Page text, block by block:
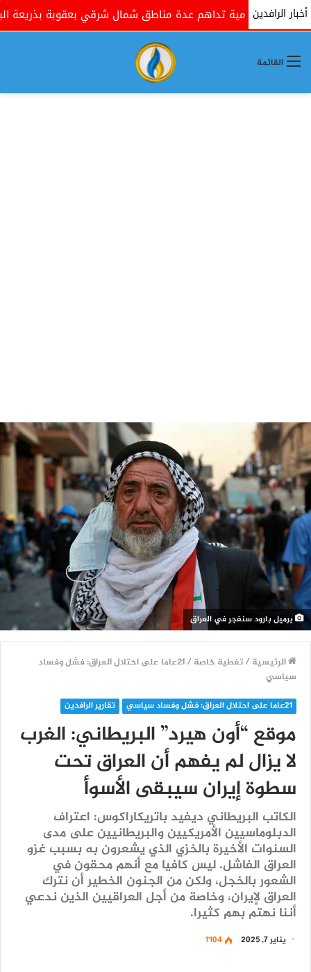
أخبار الرافدينتداهم عدة مناطق شمال شرقي بعقوبة بذريعة البحث عن
القائمة
برميل بارود سنفجر في العراق
الرئيسية /تغطية خاصة /
21عاما على احتلال العراق: فشل وفساد
سياسي
21عاما على احتلال العراق: فشل وفساد سياسي تقارير الرافدين
موقع “أون هيرد” البريطاني: الغرب
لا يزال لم يفهم أن العراق تحت
سطوة إيران سيبقى الأسوأ
الكاتب البريطاني ديفيد باتريكاراكوس: اعتراف
الدبلوماسيين الأمريكيين والبريطانيين على مدى
السنوات الأخيرة بالخزي الذي يشعرون به بسبب غزو
العراق الفاشل. ليس كافيا مع أنهم محقون في
الشعور بالخجل، ولكن من الجنون الخطير أن نترك
العراق لإيران، وخاصة من أجل العراقيين الذين ندعي
أننا نهتم بهم كثيرا.
يناير 7, 2025 1٬104